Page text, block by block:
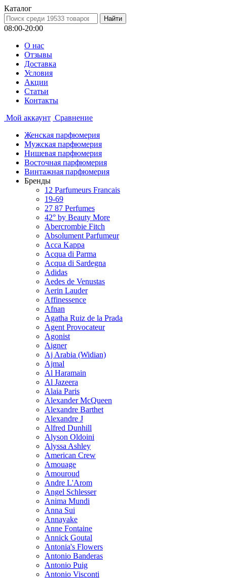
Каталог
08:00-20:00
О нас
Отзывы
Доставка
Условия
Aкции
Статьи
Контакты
Мой аккаунт Сравнение
Женская парфюмерия
Мужская парфюмерия
Нишевая парфюмерия
Восточная парфюмерия
Винтажная парфюмерия
Бренды
12 Parfumeurs Francais
19-69
27 87 Perfumes
42° by Beauty More
Abercrombie Fitch
Absolument Parfumeur
Acca Kappa
Acqua di Parma
Acqua di Sardegna
Adidas
Aedes de Venustas
Aerin Lauder
Affinessence
Afnan
Agatha Ruiz de la Prada
Agent Provocateur
Agonist
Aigner
Aj Arabia (Widian)
Ajmal
Al Haramain
Al Jazeera
Alaia Paris
Alexander McQueen
Alexandre Barthet
Alexandre J
Alfred Dunhill
Alyson Oldoini
Alyssa Ashley
American Crew
Amouage
Amouroud
Andre L'Arom
Angel Schlesser
Anima Mundi
Anna Sui
Annayake
Anne Fontaine
Annick Goutal
Antonia's Flowers
Antonio Banderas
Antonio Puig
Antonio Visconti